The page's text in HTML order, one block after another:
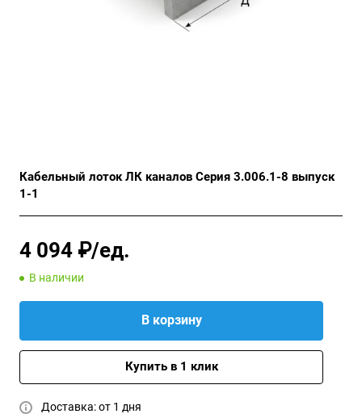
Кабельный лоток ЛК каналов Серия 3.006.1-8 выпуск
1-1
4 094 ₽/ед.
В наличии
В корзину
Купить в 1 клик
Доставка: от 1 дня